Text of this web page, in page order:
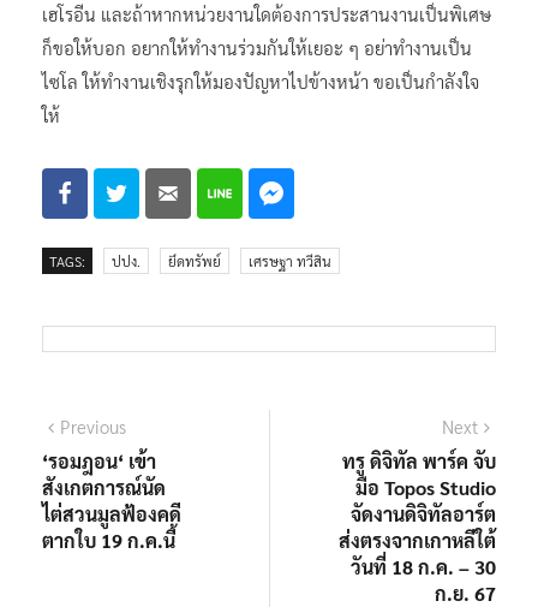
เฮโรอีน และถ้าหากหน่วยงานใดต้องการประสานงานเป็นพิเศษ
ก็ขอให้บอก อยากให้ทำงานร่วมกันให้เยอะ ๆ อย่าทำงานเป็น
ไซโล ให้ทำงานเชิงรุกให้มองปัญหาไปข้างหน้า ขอเป็นกำลังใจ
ให้
TAGS: ปปง. ยึดทรัพย์ เศรษฐา ทวีสิน
แนะแนว
เรื่อง
PreviousPrevious
post:
‘รอมฎอน‘ เข้า
สังเกตการณ์นัด
ไต่สวนมูลฟ้องคดี
ตากใบ 19 ก.ค.นี้
Next
post:
ทรู ดิจิทัล พาร์ค จับ
มือ Topos Studio
จัดงานดิจิทัลอาร์ต
ส่งตรงจากเกาหลีใต้
วันที่ 18 ก.ค. – 30
ก.ย. 67